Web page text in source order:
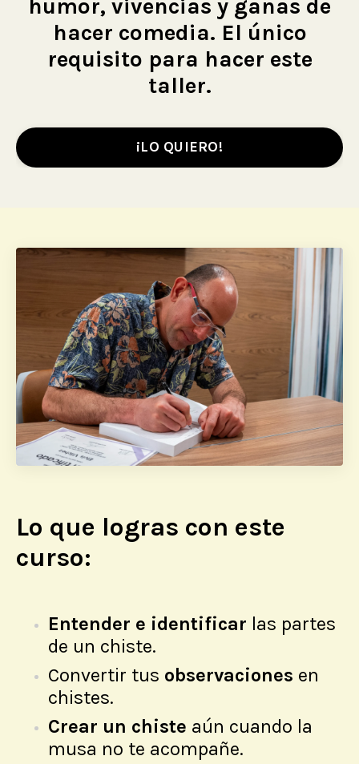
humor, vivencias y ganas de
hacer comedia. El único
requisito para hacer este
taller.
¡LO QUIERO!
Lo que logras con este
curso:
Entender e identificar las partes
de un chiste.
Convertir tus observaciones en
chistes.
Crear un chiste aún cuando la
musa no te acompañe.